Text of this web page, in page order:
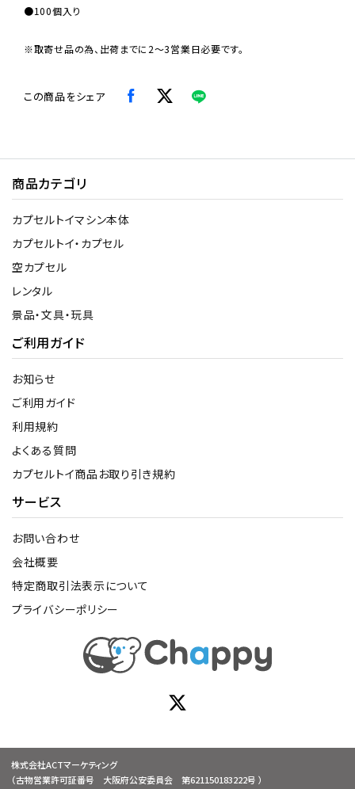
●100個入り
※取寄せ品の為、出荷までに2〜3営業日必要です。
この商品をシェア
商品カテゴリ
カプセルトイマシン本体
カプセルトイ・カプセル
空カプセル
レンタル
景品・文具・玩具
ご利用ガイド
お知らせ
ご利用ガイド
利用規約
よくある質問
カプセルトイ商品お取り引き規約
サービス
お問い合わせ
会社概要
特定商取引法表示について
プライバシーポリシー
株式会社ACTマーケティング
（古物営業許可証番号 大阪府公安委員会 第621150183222号 ）